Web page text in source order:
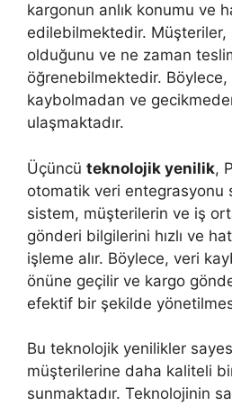
kargonun anlık konumu ve
edilebilmektedir. Müşteriler,
olduğunu ve ne zaman
öğrenebilmektedir.
kaybolmadan ve
ulaşmaktadır.
Üçüncü teknolojik yenilik,
otomatik veri entegrasyonu
sistem, müşterilerin ve iş
gönderi bilgilerini hızlı ve
işleme alır. Böylece, veri
önüne geçilir ve kargo
efektif bir şekilde
Bu teknolojik yenilikler
müşterilerine daha kaliteli
sunmaktadır. Teknolojinin